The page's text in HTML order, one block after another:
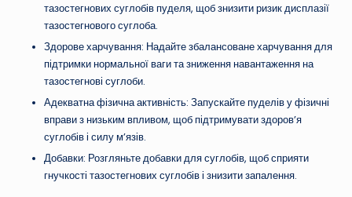
тазостегнових суглобів пуделя, щоб знизити ризик дисплазії
тазостегнового суглоба.
Здорове харчування: Надайте збалансоване харчування для
підтримки нормальної ваги та зниження навантаження на
тазостегнові суглоби.
Адекватна фізична активність: Запускайте пуделів у фізичні
вправи з низьким впливом, щоб підтримувати здоров’я
суглобів і силу м’язів.
Добавки: Розгляньте добавки для суглобів, щоб сприяти
гнучкості тазостегнових суглобів і знизити запалення.